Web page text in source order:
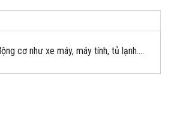
cơ như xe máy, máy tính, tủ lạnh….